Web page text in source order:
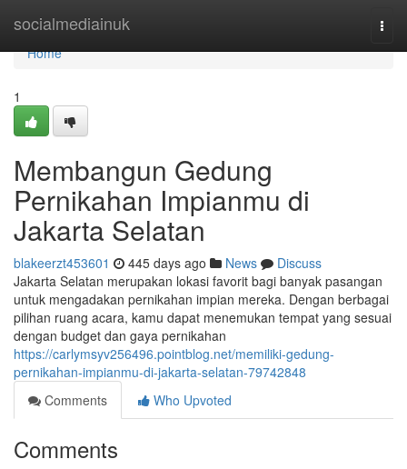
socialmediainuk
Home
Home
1
Membangun Gedung
Pernikahan Impianmu di
Jakarta Selatan
blakeerzt453601 445 days ago News
Discuss
Jakarta Selatan merupakan lokasi favorit bagi banyak pasangan
untuk mengadakan pernikahan impian mereka. Dengan berbagai
pilihan ruang acara, kamu dapat menemukan tempat yang sesuai
dengan budget dan gaya pernikahan
https://carlymsyv256496.pointblog.net/memiliki-gedung-
pernikahan-impianmu-di-jakarta-selatan-79742848
Comments
Who Upvoted
Comments